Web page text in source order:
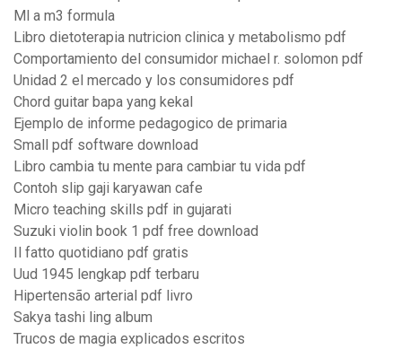
Ml a m3 formula
Libro dietoterapia nutricion clinica y metabolismo pdf
Comportamiento del consumidor michael r. solomon pdf
Unidad 2 el mercado y los consumidores pdf
Chord guitar bapa yang kekal
Ejemplo de informe pedagogico de primaria
Small pdf software download
Libro cambia tu mente para cambiar tu vida pdf
Contoh slip gaji karyawan cafe
Micro teaching skills pdf in gujarati
Suzuki violin book 1 pdf free download
Il fatto quotidiano pdf gratis
Uud 1945 lengkap pdf terbaru
Hipertensão arterial pdf livro
Sakya tashi ling album
Trucos de magia explicados escritos